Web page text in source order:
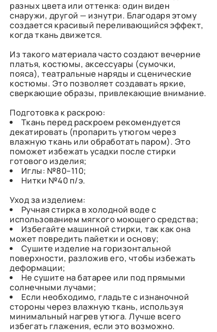
разных цвета или оттенка: один виден
снаружи, другой — изнутри. Благодаря этому
создается красивый переливающийся эффект,
когда ткань движется.
Из такого материала часто создают вечерние
платья, костюмы, аксессуары (сумочки,
пояса), театральные наряды и сценические
костюмы. Это позволяет создавать яркие,
сверкающие образы, привлекающие внимание.
Подготовка к раскрою:
Ткань перед раскроем рекомендуется
декатировать (пропарить утюгом через
влажную ткань или обработать паром). Это
поможет избежать усадки после стирки
готового изделия;
Иглы: №80–110;
Нитки №40 п/э.
Уход за изделием:
Ручная стирка в холодной воде с
использованием мягкого моющего средства;
Избегайте машинной стирки, так как она
может повредить пайетки и основу;
Сушите изделие на горизонтальной
поверхности, разложив его, чтобы избежать
деформации;
Не сушите на батарее или под прямыми
солнечными лучами;
Если необходимо, гладьте с изнаночной
стороны через влажную ткань, используя
минимальный нагрев утюга. Лучше всего
избегать глажения, если это возможно.